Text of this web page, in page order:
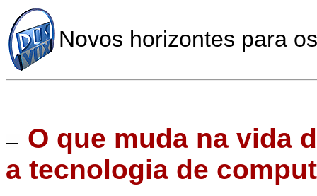
Novos horizontes para
O que muda na vida
a tecnologia de